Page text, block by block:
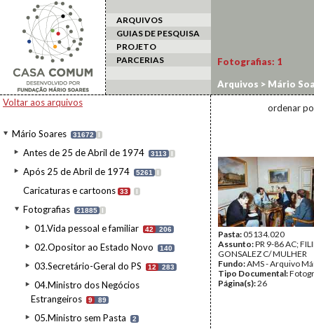
ARQUIVOS
GUIAS DE PESQUISA
PROJETO
PARCERIAS
Voltar aos arquivos
Mário Soares 31672 I
Antes de 25 de Abril de 1974 3113 I
Após 25 de Abril de 1974 5261 I
Caricaturas e cartoons 33 I
Fotografias 21885 I
01.Vida pessoal e familiar 42 206
02.Opositor ao Estado Novo 140
03.Secretário-Geral do PS 12 283
04.Ministro dos Negócios
Estrangeiros
9 89
05.Ministro sem Pasta 2
Fotografias: 1
Arquivos > Mário
ordenar
Pasta:05134.020
Assunto:PR 9-86 AC;
GONSALEZ C/ MULHER
Fundo:AMS - Arquivo
Tipo Documental:
Página(s):26